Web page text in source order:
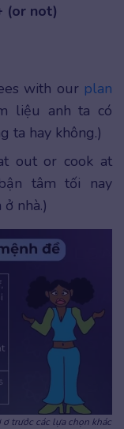
(or not)
with our plan
liệu anh ta có
ta hay không.)
out or cook at
tâm tối nay
nhà.)
trước các lựa chọn khác